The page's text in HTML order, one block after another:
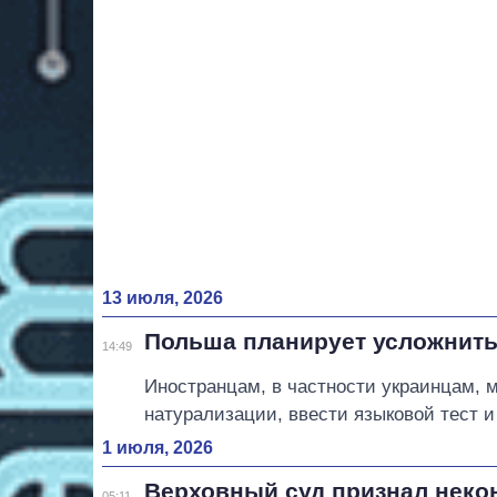
13 июля, 2026
14:49 Польша планирует
Иностранцам, в частности украинцам,
натурализации, ввести языковой тест
1 июля, 2026
Верховный суд признал